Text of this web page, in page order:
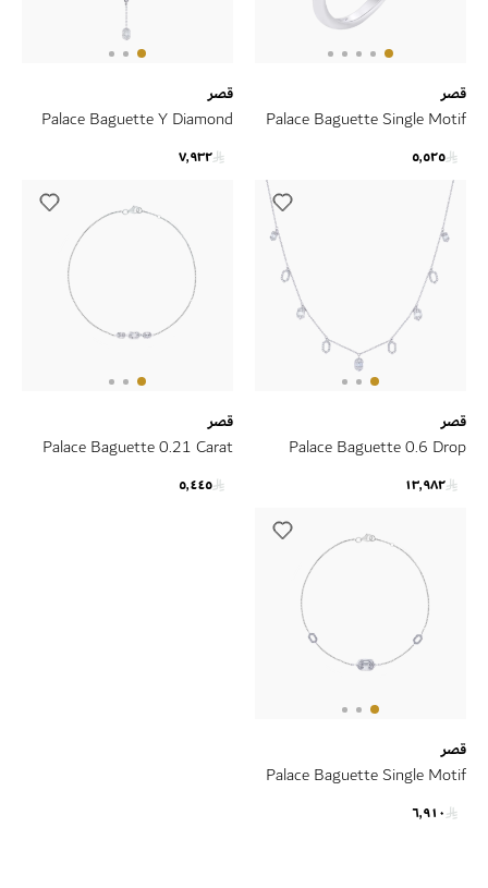
قصر
Palace Baguette Single Motif
٥٬٥٢٥
قصر
Palace Baguette Y Diamond
Gold٧٬٩٣٢
قصر
Palace Baguette 0.6 Drop
Gold١٣٬٩٨٢
قصر
Palace Baguette 0.21 Carat
Gold٥٬٤٤٥
قصر
Palace Baguette Single Motif
Gold٦٬٩١٠